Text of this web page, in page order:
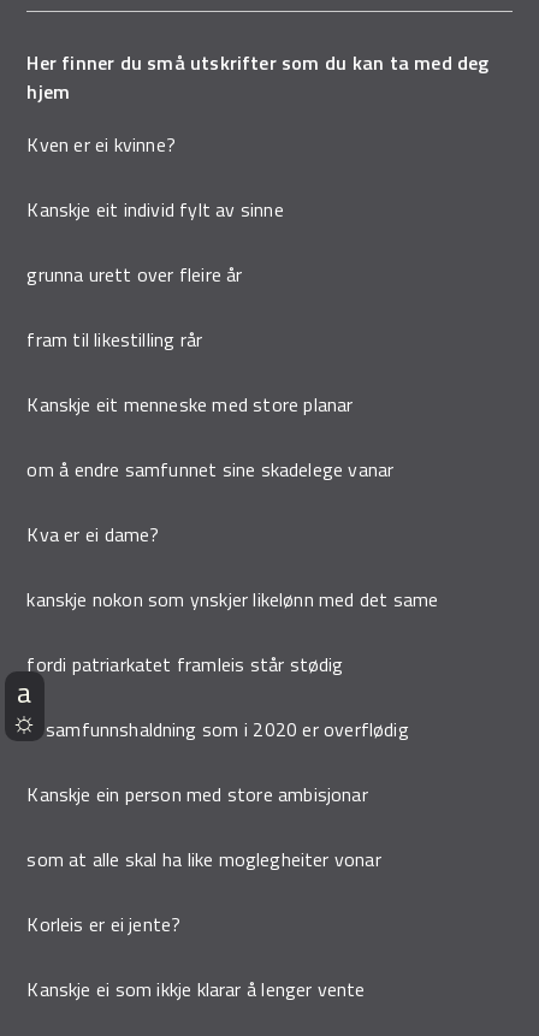
Her finner du små utskrifter som du kan ta med deg
hjem
Kven er ei kvinne?
Kanskje eit individ fylt av sinne
grunna urett over fleire år
fram til likestilling rår
Kanskje eit menneske med store planar
om å endre samfunnet sine skadelege vanar
Kva er ei dame?
kanskje nokon som ynskjer likelønn med det same
fordi patriarkatet framleis står stødig
ei samfunnshaldning som i 2020 er overflødig
Kanskje ein person med store ambisjonar
som at alle skal ha like moglegheiter vonar
Korleis er ei jente?
Kanskje ei som ikkje klarar å lenger vente